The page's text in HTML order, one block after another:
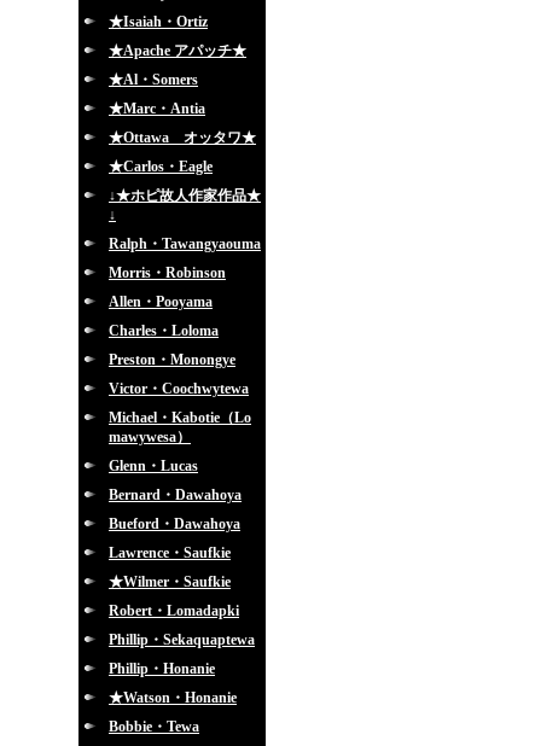
★Isaiah・Ortiz
★Apache アパッチ★
★Al・Somers
★Marc・Antia
★Ottawa オッタワ★
★Carlos・Eagle
↓★ホピ故人作家作品★
↓
Ralph・Tawangyaouma
Morris・Robinson
Allen・Pooyama
Charles・Loloma
Preston・Monongye
Victor・Coochwytewa
Michael・Kabotie（Lo
mawywesa）
Glenn・Lucas
Bernard・Dawahoya
Bueford・Dawahoya
Lawrence・Saufkie
★Wilmer・Saufkie
Robert・Lomadapki
Phillip・Sekaquaptewa
Phillip・Honanie
★Watson・Honanie
Bobbie・Tewa